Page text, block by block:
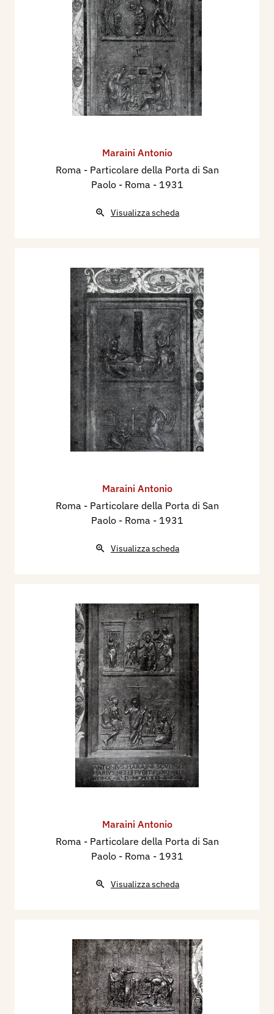
Maraini Antonio
Roma - Particolare della Porta di San
Paolo - Roma - 1931
Visualizza scheda
Maraini Antonio
Roma - Particolare della Porta di San
Paolo - Roma - 1931
Visualizza scheda
Maraini Antonio
Roma - Particolare della Porta di San
Paolo - Roma - 1931
Visualizza scheda